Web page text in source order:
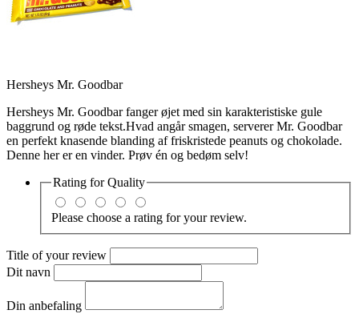
Hersheys Mr. Goodbar
Hersheys Mr. Goodbar fanger øjet med sin karakteristiske gule
baggrund og røde tekst.Hvad angår smagen, serverer Mr. Goodbar
en perfekt knasende blanding af friskristede peanuts og chokolade.
Denne her er en vinder. Prøv én og bedøm selv!
Rating forQuality
Please choose a rating for your review.
Title of your review
Dit navn
Din anbefaling